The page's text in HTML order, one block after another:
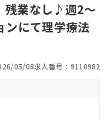
残業なし♪週2～
ンにて理学療法
05/08求人番号：9110982